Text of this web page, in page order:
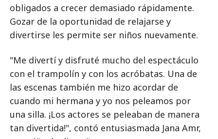
obligados a crecer demasiado rápidamente.
Gozar de la oportunidad de relajarse y
divertirse les permite ser niños nuevamente.
"Me divertí y disfruté mucho del espectáculo
con el trampolín y con los acróbatas. Una de
las escenas también me hizo acordar de
cuando mi hermana y yo nos peleamos por
una silla. ¡Los actores se peleaban de manera
tan divertida!", contó entusiasmada Jana Amr,